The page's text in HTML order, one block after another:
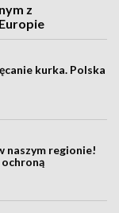
z
kurka. Polska
naszym regionie!